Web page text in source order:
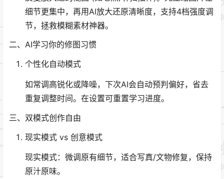
细节更集中，再用AI放大还原清晰度，支持4档强度调
节，拯救模糊素材神器。
二、AI学习你的修图习惯
个性化自动模式
如常调高锐化或降噪，下次AI会自动预判偏好，省去
重复调整时间。在设置可重置学习进度。
三、双模式创作自由
现实模式 vs 创意模式
现实模式：微调原有细节，适合写真/文物修复，保持
原汁原味。